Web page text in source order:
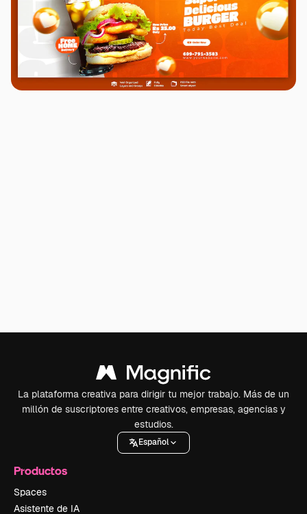
La plataforma creativa para dirigir tu mejor trabajo. Más de un
millón de suscriptores entre creativos, empresas, agencias y
estudios.
Español
Productos
Spaces
Asistente de IA